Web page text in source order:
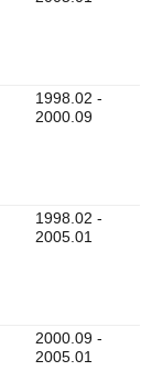
1998.02 -
2000.09
1998.02 -
2005.01
2000.09 -
2005.01